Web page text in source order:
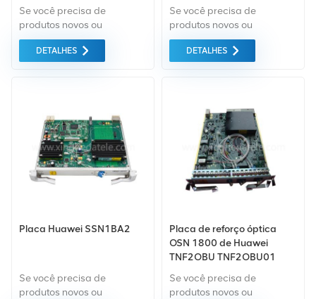
bbu3900 3910
Se você precisa de
produtos novos ou
renovados, leva em
consideração garantia
apenas equipamentos de
fornecido ao melhor preço
possível.
DETALHES
Se você precisa de
produtos novos ou
renovados, leva em
consideração garantia
apenas equipamentos de
alta qualidade. Tudo isso é
fornecido ao melhor preço
possível.
DETALHES
Placa Huawei SSN1BA2
Se você precisa de
produtos novos ou
Placa de reforço óptica
OSN 1800 de Huawei
TNF2OBU TNF2OBU01
Se você precisa de
produtos novos ou